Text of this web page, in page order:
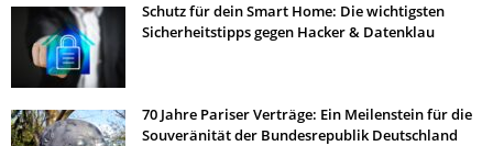
Schutz für dein Smart Home: Die wichtigsten
Sicherheitstipps gegen Hacker & Datenklau
70 Jahre Pariser Verträge: Ein Meilenstein für die
Souveränität der Bundesrepublik Deutschland